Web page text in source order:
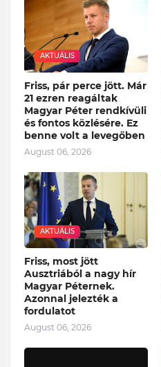
AKTUÁLIS
Friss, pár perce jött. Már
21 ezren reagáltak
Magyar Péter rendkívüli
és fontos közlésére. Ez
benne volt a levegőben
August 06, 2026
AKTUÁLIS
Friss, most jött
Ausztriából a nagy hír
Magyar Péternek.
Azonnal jelezték a
fordulatot
August 06, 2026